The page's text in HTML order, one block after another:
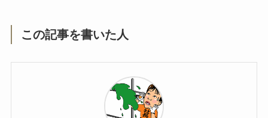
この記事を書いた人